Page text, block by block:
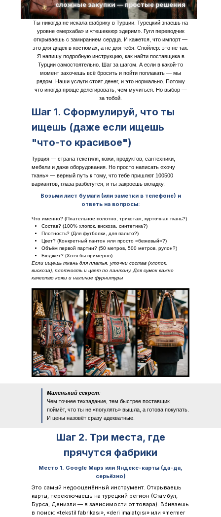
сложные закупки — простые решения
Ты никогда не искала фабрику в Турции. Турецкий знаешь на
уровне «мерхаба» и «тешеккюр эдерим». Гугл переводчик
открываешь с замиранием сердца. И кажется, что импорт —
это для дядек в костюмах, а не для тебя. Спойлер: это не так.
Я напишу подробную инструкцию, как найти поставщика в
Турции самостоятельно. Шаг за шагом. А если в какой-то
момент захочешь всё бросить и пойти поплакать — мы
рядом. Наши услуги стоят денег, и это нормально. Потому
что иногда проще делегировать, чем мучиться. Но выбор —
за тобой.
Шаг 1. Сформулируй, что ты
ищешь (даже если ищешь
"что-то красивое")
Турция — страна текстиля, кожи, продуктов, сантехники,
мебели и даже оборудования. Но просто написать «хочу
ткань» — верный путь к тому, что тебе пришлют 100500
вариантов, глаза разбегутся, и ты закроешь вкладку.
Возьми лист бумаги (или заметки в телефоне) и
ответь на вопросы:
Что именно? (Плательное полотно, трикотаж, курточная ткань?)
Состав? (100% хлопок, вискоза, синтетика?)
Плотность? (Для футболки, для пальто?)
Цвет? (Конкретный пантон или просто «бежевый»?)
Объём первой партии? (50 метров, 500 метров, рулон?)
Бюджет? (Хотя бы примерно)
Если ищешь ткань для платья, уточни состав (хлопок,
вискоза), плотность и цвет по пантону. Для сумок важно
качество кожи и наличие фурнитуры
Маленький секрет:
Чем точнее техзадание, тем быстрее поставщик
поймёт, что ты не «погулять» вышла, а готова покупать.
И цены назовёт сразу адекватные.
Шаг 2. Три места, где
прячутся фабрики
Место 1. Google Maps или Яндекс-карты (да-да,
серьёзно)
Это самый недооценённый инструмент. Открываешь
карты, переключаешь на турецкий регион (Стамбул,
Бурса, Денизли — в зависимости от товара). Вбиваешь
в поиск: «tekstil fabrikası», «deri imalatçısı» или «mermer